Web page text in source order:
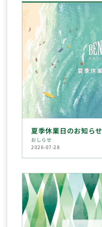
夏季休業日のお知らせ
おしらせ
2026-07-28